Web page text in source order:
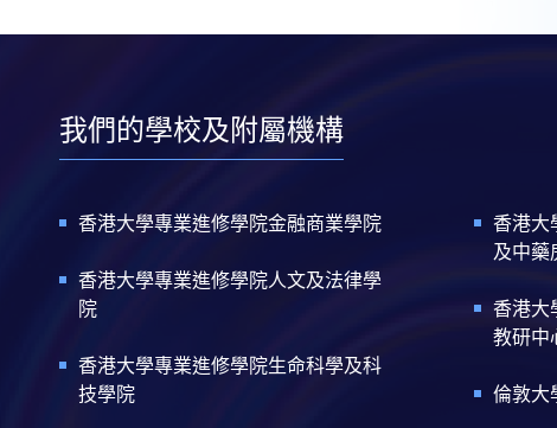
我們的學校及附屬機構
香港大學專業進修學院金融商業學院
香港大學專業進修學院人文及法律學
院
香港大學專業進修學院生命科學及科
技學院
香港大
及中藥
香港大
教研中
倫敦大